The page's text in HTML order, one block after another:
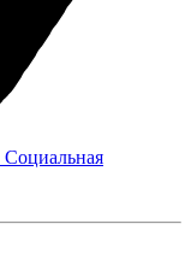
Социальная